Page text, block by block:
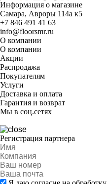
Информация о магазине
Самара, Авроры 114а к5
+7 846 491 41 63
info@floorsmr.ru
О компании
О компании
Акции
Распродажа
Покупателям
Услуги
Доставка и оплата
Гарантия и возврат
Мы в соц.сетях
Регистрация партнера